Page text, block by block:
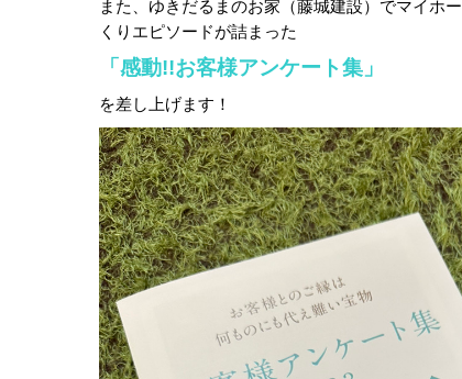
また、ゆきだるまのお家（藤城建設）でマイホ
くりエピソードが詰まった
「感動!!お客様アンケート集」
を差し上げます！